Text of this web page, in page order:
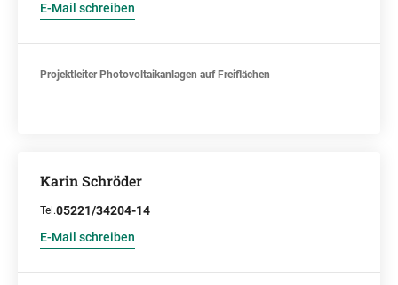
E-Mail schreiben
Projektleiter Photovoltaikanlagen auf Freiflächen
Karin Schröder
Tel.05221/34204-14
E-Mail schreiben